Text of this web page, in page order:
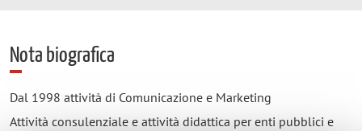
Nota biografica
Dal 1998 attività di Comunicazione e Marketing
Attività consulenziale e attività didattica per enti pubblici e